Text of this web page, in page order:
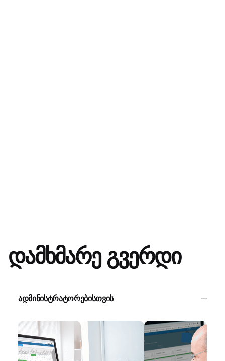
დამხმარე გვერდი
ადმინისტრატორებისთვის